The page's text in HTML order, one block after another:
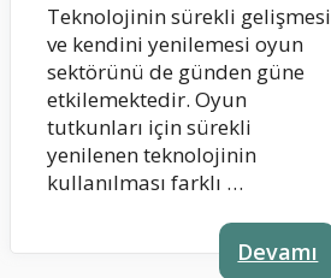
Teknolojinin sürekli gelişmesi
ve kendini yenilemesi oyun
sektörünü de günden güne
etkilemektedir. Oyun
tutkunları için sürekli
yenilenen teknolojinin
kullanılması farklı …
Devamı